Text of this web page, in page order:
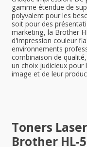
gamme étendue de
polyvalent pour les
soit pour des
marketing, la Brother
d'impression couleur
environnements
combinaison de
un choix judicieux pour
image et de leur
Toners
Brother HL-